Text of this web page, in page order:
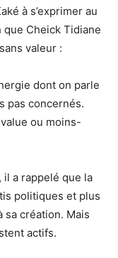
à s’exprimer au
que Cheick Tidiane
valeur :
dont on parle
pas concernés.
ou moins-
il a rappelé que la
politiques et plus
sa création. Mais
actifs.